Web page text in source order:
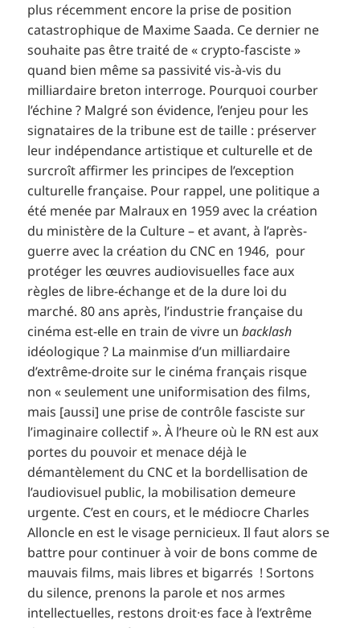
plus récemment encore la prise de position
catastrophique de Maxime Saada. Ce dernier ne
souhaite pas être traité de « crypto-fasciste »
quand bien même sa passivité vis-à-vis du
milliardaire breton interroge. Pourquoi courber
l’échine ? Malgré son évidence, l’enjeu pour les
signataires de la tribune est de taille : préserver
leur indépendance artistique et culturelle et de
surcroît affirmer les principes de l’exception
culturelle française. Pour rappel, une politique a
été menée par Malraux en 1959 avec la création
du ministère de la Culture – et avant, à l’après-
guerre avec la création du CNC en 1946, pour
protéger les œuvres audiovisuelles face aux
règles de libre-échange et de la dure loi du
marché. 80 ans après, l’industrie française du
cinéma est-elle en train de vivre unbacklash
idéologique ? La mainmise d’un milliardaire
d’extrême-droite sur le cinéma français risque
non « seulement une uniformisation des films,
mais [aussi] une prise de contrôle fasciste sur
l’imaginaire collectif ». À l’heure où le RN est aux
portes du pouvoir et menace déjà le
démantèlement du CNC et la bordellisation de
l’audiovisuel public, la mobilisation demeure
urgente. C’est en cours, et le médiocre Charles
Alloncle en est le visage pernicieux. Il faut alors se
battre pour continuer à voir de bons comme de
mauvais films, mais libres et bigarrés ! Sortons
du silence, prenons la parole et nos armes
intellectuelles, restons droit·es face à l’extrême